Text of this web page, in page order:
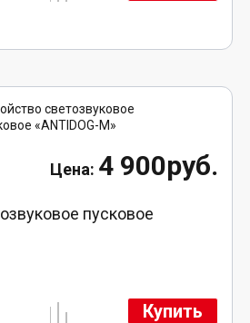
4 900руб.
пусковое
Купить